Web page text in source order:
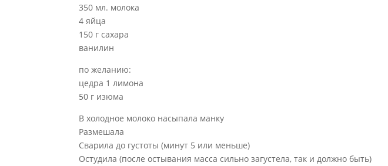
350 мл. молока
4 яйца
150 г сахара
ванилин
по желанию:
цедра 1 лимона
50 г изюма
В холодное молоко насыпала манку
Размешала
Сварила до густоты (минут 5 или меньше)
Остудила (после остывания масса сильно загустела, так и должно быть)